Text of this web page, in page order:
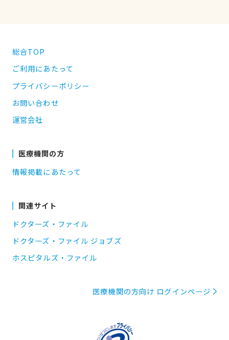
総合TOP
ご利用にあたって
プライバシーポリシー
お問い合わせ
運営会社
医療機関の方
情報掲載にあたって
関連サイト
ドクターズ・ファイル
ドクターズ・ファイル ジョブズ
ホスピタルズ・ファイル
医療機関の方向け ログインページ